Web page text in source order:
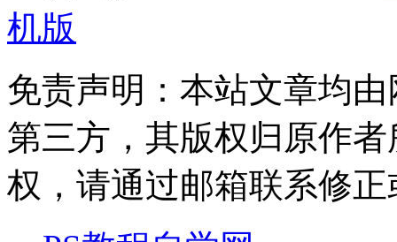
机版
免责声明：本站文章均
第三方，其版权归原作
权，请通过邮箱联系修正